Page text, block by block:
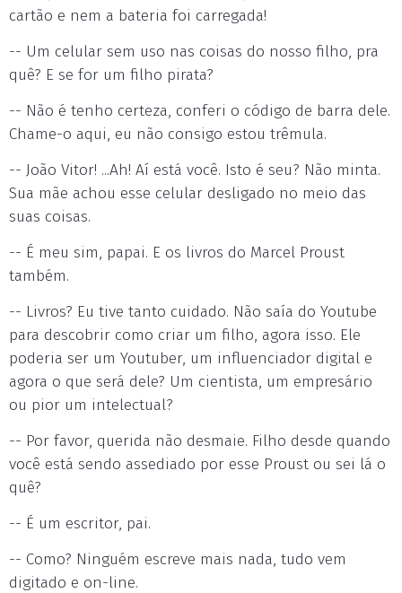
cartão e nem a bateria foi carregada!
-- Um celular sem uso nas coisas do nosso filho, pra
quê? E se for um filho pirata?
-- Não é tenho certeza, conferi o código de barra dele.
Chame-o aqui, eu não consigo estou trêmula.
-- João Vitor! ...Ah! Aí está você. Isto é seu? Não minta.
Sua mãe achou esse celular desligado no meio das
suas coisas.
-- É meu sim, papai. E os livros do Marcel Proust
também.
-- Livros? Eu tive tanto cuidado. Não saía do Youtube
para descobrir como criar um filho, agora isso. Ele
poderia ser um Youtuber, um influenciador digital e
agora o que será dele? Um cientista, um empresário
ou pior um intelectual?
-- Por favor, querida não desmaie. Filho desde quando
você está sendo assediado por esse Proust ou sei lá o
quê?
-- É um escritor, pai.
-- Como? Ninguém escreve mais nada, tudo vem
digitado e on-line.